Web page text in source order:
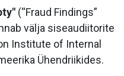
(“Fraud Findings”
välja siseaudiitorite
Institute of Internal
Ühendriikides.